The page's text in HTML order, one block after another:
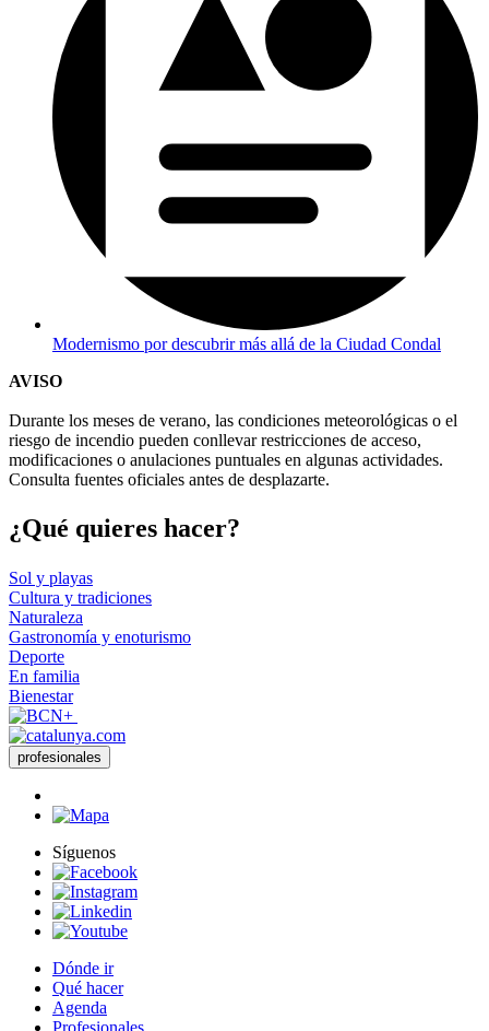
Modernismo por descubrir más allá de la Ciudad Condal
AVISO
Durante los meses de verano, las condiciones meteorológicas o el
riesgo de incendio pueden conllevar restricciones de acceso,
modificaciones o anulaciones puntuales en algunas actividades.
Consulta fuentes oficiales antes de desplazarte.
¿Qué quieres hacer?
Sol y playas
Cultura y tradiciones
Naturaleza
Gastronomía y enoturismo
Deporte
En familia
Bienestar
profesionales
Síguenos
Dónde ir
Qué hacer
Agenda